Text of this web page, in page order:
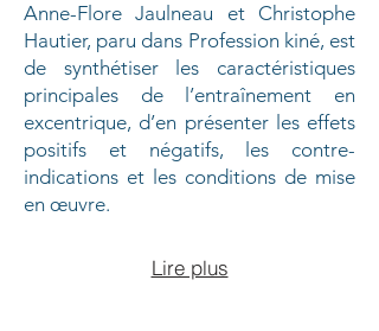
Anne-Flore Jaulneau et Christophe
Hautier, paru dans Profession kiné, est
de synthétiser les caractéristiques
principales de l’entraînement en
excentrique, d’en présenter les effets
positifs et négatifs, les contre-
indications et les conditions de mise
en œuvre.
Lire plus